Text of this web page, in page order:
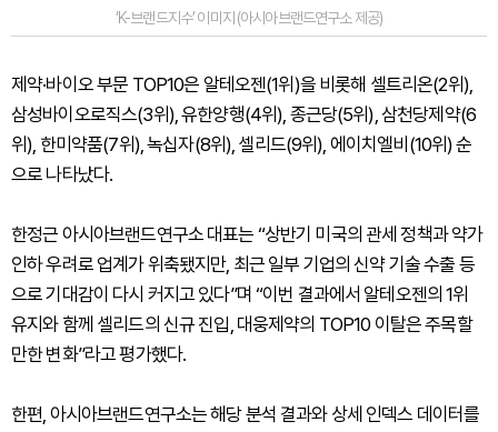
‘K-브랜드지수’ 이미지 (아시아브랜드연구소 제공)
제약·바이오 부문 TOP10은 알테오젠(1위)을 비롯해 셀트리온(2위),
삼성바이오로직스(3위), 유한양행(4위), 종근당(5위), 삼천당제약(6
위), 한미약품(7위), 녹십자(8위), 셀리드(9위), 에이치엘비(10위) 순
으로 나타났다.
한정근 아시아브랜드연구소 대표는 “상반기 미국의 관세 정책과 약가
인하 우려로 업계가 위축됐지만, 최근 일부 기업의 신약 기술 수출 등
으로 기대감이 다시 커지고 있다”며 “이번 결과에서 알테오젠의 1위
유지와 함께 셀리드의 신규 진입, 대웅제약의 TOP10 이탈은 주목할
만한 변화”라고 평가했다.
한편, 아시아브랜드연구소는 해당 분석 결과와 상세 인덱스 데이터를